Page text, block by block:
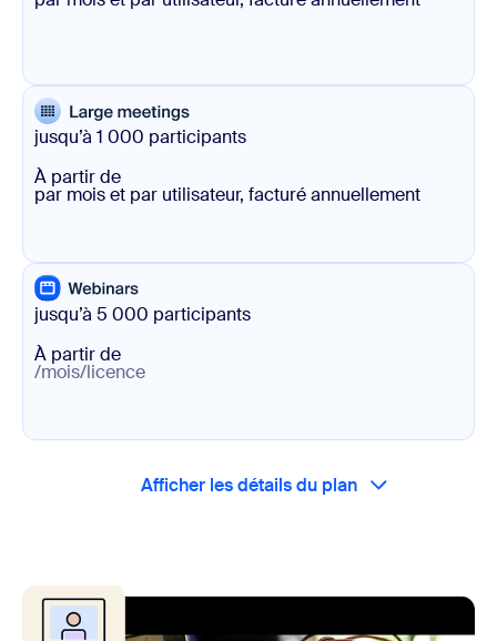
jusqu’à 1 000 participants
À partir de
par mois et par utilisateur, facturé annuellement
jusqu’à 5 000 participants
À partir de
/mois/licence
Afficher les détails du plan